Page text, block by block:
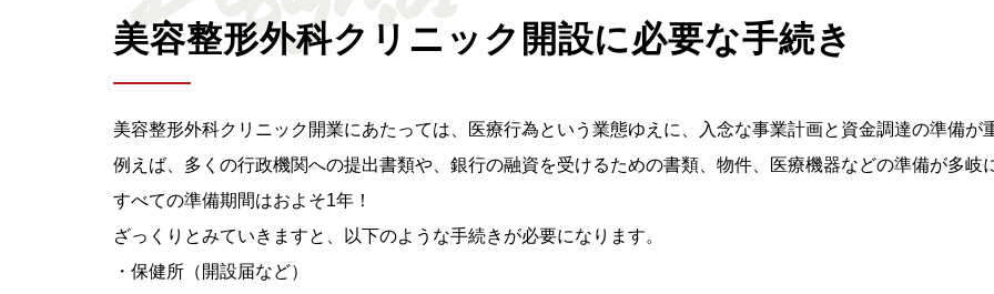
美容整形外科クリニック開設に必要な手続き
美容整形外科クリニック開業にあたっては、医療行為という業態ゆえに、入念な事業計画と資金調達の準備が
例えば、多くの行政機関への提出書類や、銀行の融資を受けるための書類、物件、医療機器などの準備が多岐
すべての準備期間はおよそ1年！
ざっくりとみていきますと、以下のような手続きが必要になります。
・保健所（開設届など）